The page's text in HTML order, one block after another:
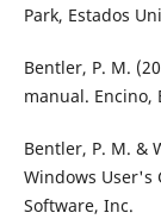
Park, Estados
Bentler, P. M.
manual. Encino,
Bentler, P. M. &
Windows User's
Software, Inc.